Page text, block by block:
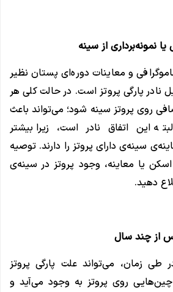
نمونه‌برداری از سینه
و معاینات دوره‌ای پستان نظیر
نادر پارگی پروتز است. در حالت کلی هر
روی پروتز سینه شود؛ می‌تواند باعث
این اتفاق نادر است، زیرا بیشتر
سینه‌ی دارای پروتز را دارند. توصیه
یا معاینه، وجود پروتز در سینه‌ی
دهید.
از چند سال
زمان، می‌تواند علت پارگی پروتز
روی پروتز به وجود می‌آید و